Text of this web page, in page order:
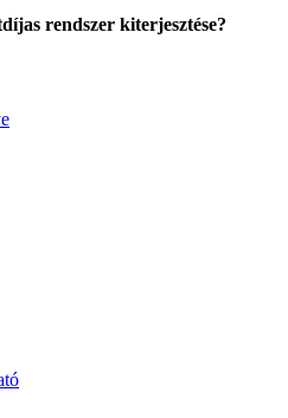
rendszer kiterjesztése?